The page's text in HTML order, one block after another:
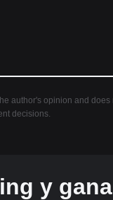
author's opinion and
decisions.
y